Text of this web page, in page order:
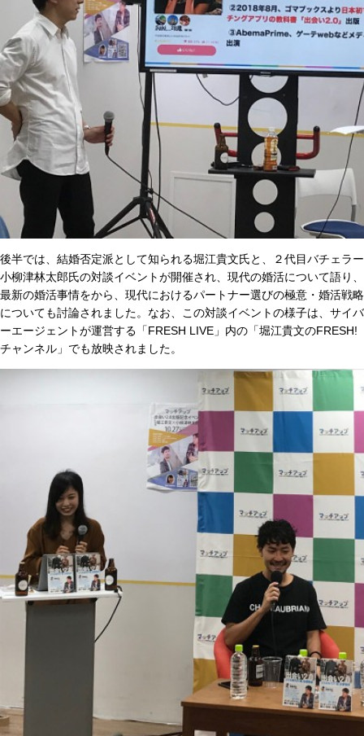
後半では、結婚否定派として知られる堀江貴文氏と、２代目バチェラー
小柳津林太郎氏の対談イベントが開催され、現代の婚活について語り、
最新の婚活事情をから、現代におけるパートナー選びの極意・婚活戦略
についても討論されました。なお、この対談イベントの様子は、サイバ
ーエージェントが運営する「FRESH LIVE」内の「堀江貴文のFRESH!
チャンネル」でも放映されました。